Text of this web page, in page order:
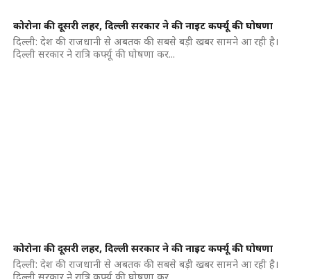
कोरोना की दूसरी लहर, दिल्ली सरकार ने की नाइट कर्फ्यू की घोषणा
दिल्ली: देश की राजधानी से अबतक की सबसे बड़ी खबर सामने आ रही है।
दिल्ली सरकार ने रात्रि कर्फ्यू की घोषणा कर...
कोरोना की दूसरी लहर, दिल्ली सरकार ने की नाइट कर्फ्यू की घोषणा
दिल्ली: देश की राजधानी से अबतक की सबसे बड़ी खबर सामने आ रही है।